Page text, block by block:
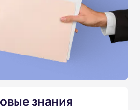
удостоверение
знания